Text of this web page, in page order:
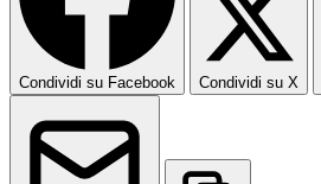
Condividi su Facebook Condividi su X